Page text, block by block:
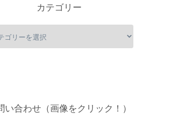
カテゴリー
い合わせ（画像をクリック！）